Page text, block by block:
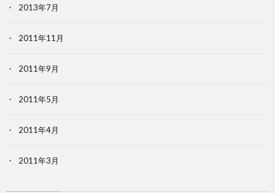
2013年7月
2011年11月
2011年9月
2011年5月
2011年4月
2011年3月